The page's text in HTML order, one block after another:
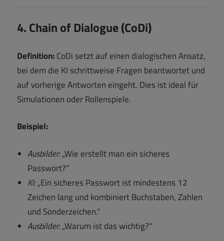
4. Chain of Dialogue (CoDi)
Definition:CoDi setzt auf einen dialogischen Ansatz,
bei dem die KI schrittweise Fragen beantwortet und
auf vorherige Antworten eingeht. Dies ist ideal für
Simulationen oder Rollenspiele.
Beispiel:
Ausbilder:„Wie erstellt man ein sicheres
Passwort?“
KI:„Ein sicheres Passwort ist mindestens 12
Zeichen lang und kombiniert Buchstaben, Zahlen
und Sonderzeichen.“
Ausbilder:„Warum ist das wichtig?“